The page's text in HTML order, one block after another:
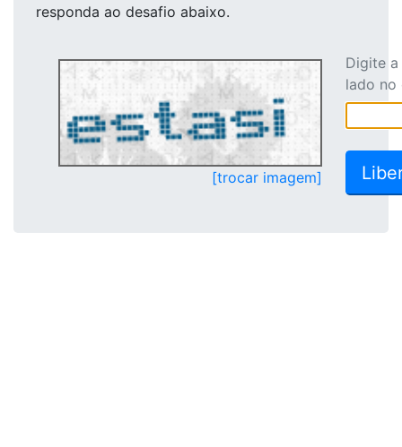
responda ao desafio abaixo.
[trocar imagem]
Digite
lado no